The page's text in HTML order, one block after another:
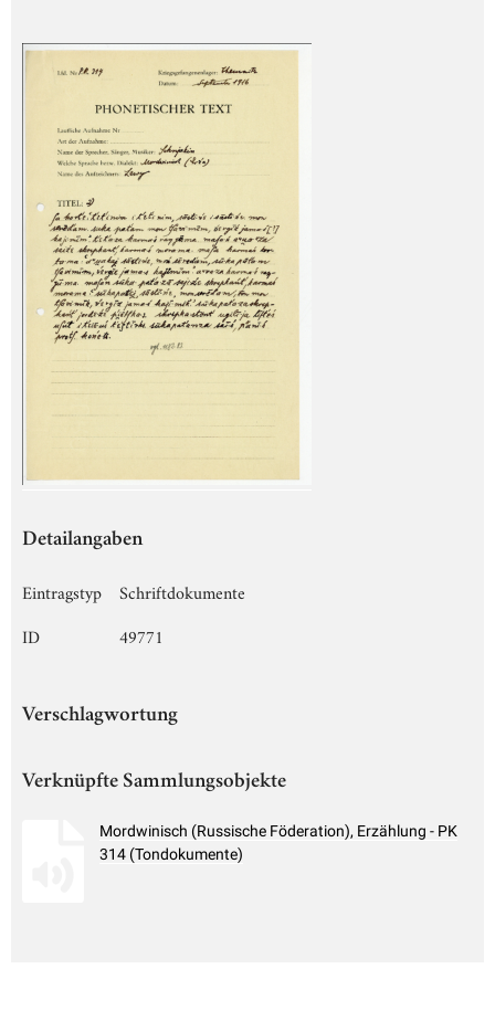
Detailangaben
Eintragstyp
Schriftdokumente
ID
49771
Verschlagwortung
Verknüpfte Sammlungsobjekte
Mordwinisch (Russische Föderation), Erzählung - PK
314 (Tondokumente)